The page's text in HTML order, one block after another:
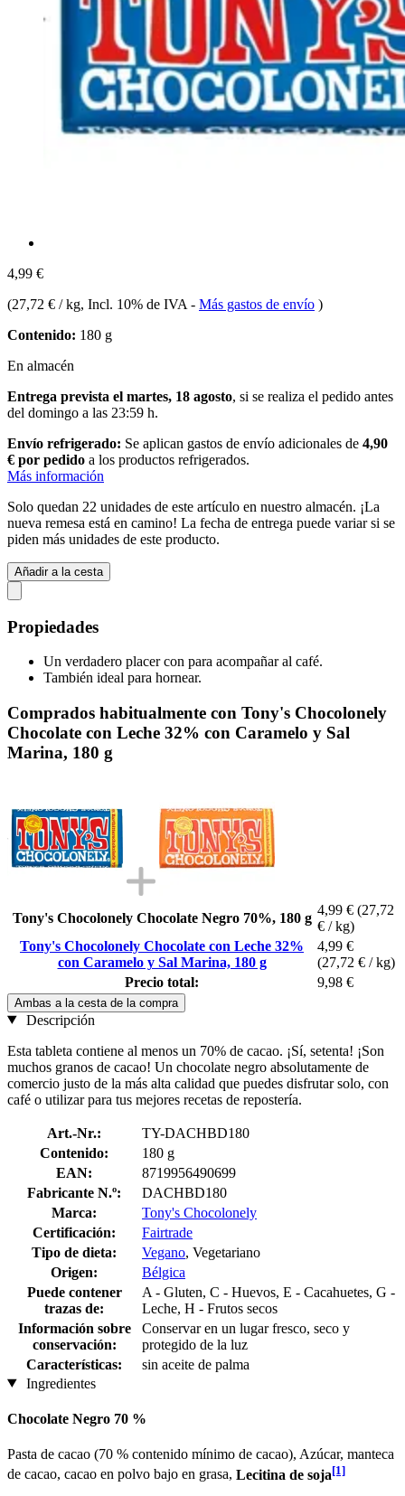
4,99 €
(27,72 € / kg, Incl. 10% de IVA - Más gastos de envío )
Contenido: 180 g
En almacén
Entrega prevista el martes, 18 agosto, si se realiza el pedido antes
del domingo a las 23:59 h.
Envío refrigerado: Se aplican gastos de envío adicionales de 4,90
€ por pedido a los productos refrigerados.
Más información
Solo quedan 22 unidades de este artículo en nuestro almacén. ¡La
nueva remesa está en camino! La fecha de entrega puede variar si se
piden más unidades de este producto.
Añadir a la cesta
Propiedades
Un verdadero placer con para acompañar al café.
También ideal para hornear.
Comprados habitualmente con Tony's Chocolonely
Chocolate con Leche 32% con Caramelo y Sal
Marina, 180 g
Tony's Chocolonely Chocolate Negro 70%, 180 g
4,99 € (27,72
€ / kg)
Tony's Chocolonely Chocolate con Leche 32%
con Caramelo y Sal Marina, 180 g
4,99 €
(27,72 € / kg)
Precio total:
9,98 €
Ambas a la cesta de la compra
Descripción
Esta tableta contiene al menos un 70% de cacao. ¡Sí, setenta! ¡Son
muchos granos de cacao! Un chocolate negro absolutamente de
comercio justo de la más alta calidad que puedes disfrutar solo, con
café o utilizar para tus mejores recetas de repostería.
Art.-Nr.:
TY-DACHBD180
Contenido:
180 g
EAN:
8719956490699
Fabricante N.º:
DACHBD180
Marca:
Tony's Chocolonely
Certificación:
Fairtrade
Tipo de dieta:
Vegano, Vegetariano
Origen:
Bélgica
Puede contener
trazas de:
A - Gluten, C - Huevos, E - Cacahuetes, G -
Leche, H - Frutos secos
Información sobre
conservación:
Conservar en un lugar fresco, seco y
protegido de la luz
Características:
sin aceite de palma
Ingredientes
Chocolate Negro 70 %
Pasta de cacao (70 % contenido mínimo de cacao), Azúcar, manteca
de cacao, cacao en polvo bajo en grasa, Lecitina de soja[1]